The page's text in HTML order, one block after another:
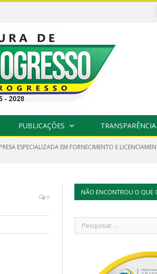
PUBLICAÇÕES TRANSPARÊNCIA
ESPECIALIZADA EM FORNECIMENTO E
0
NÃO ENCONTROU O QUE